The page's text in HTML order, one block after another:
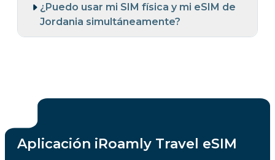
¿Puedo usar mi SIM física y mi eSIM de
Jordania simultáneamente?
Aplicación iRoamly Travel eSIM